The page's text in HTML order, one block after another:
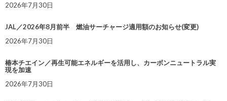
2026年7月30日
JAL／2026年8月前半 燃油サーチャージ適用額のお知らせ(変更)
2026年7月30日
椿本チエイン／再生可能エネルギーを活用し、カーボンニュートラル実
現を加速
2026年7月30日